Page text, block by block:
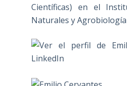
Científicas) en el
Naturales y Agrobiología